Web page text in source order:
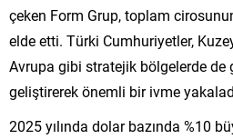
çeken Form Grup, toplam
elde etti. Türki Cumhuriyetler,
Avrupa gibi stratejik bölgelerde de
geliştirerek önemli bir ivme
2025 yılında dolar bazında %10